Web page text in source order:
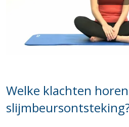
Welke klachten